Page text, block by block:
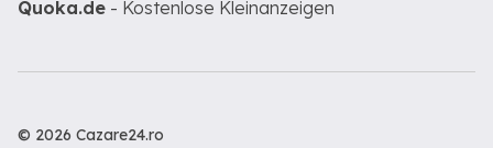
Quoka.de - Kostenlose Kleinanzeigen
© 2026 Cazare24.ro